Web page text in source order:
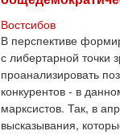
Востсибов
В перспективе
с либертарной точки
проанализировать
конкурентов - в
марксистов. Так, в
высказывания,